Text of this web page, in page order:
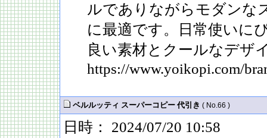
ルでありながらモダンな
に最適です。日常使いに
良い素材とクールなデザ
https://www.yoikopi.com/
ベルルッティ スーパーコピー 代引き ( No.66 )
日時： 2024/07/20 10:58